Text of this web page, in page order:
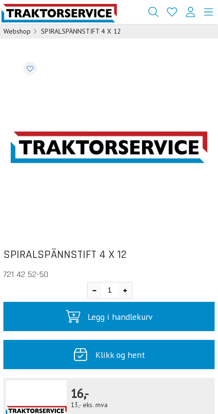
Webshop SPIRALSPÄNNSTIFT 4 X 12
SPIRALSPÄNNSTIFT 4 X 12
721 42 52-50
Legg i handlekurv
Klikk og hent
16,-
13,- eks. mva